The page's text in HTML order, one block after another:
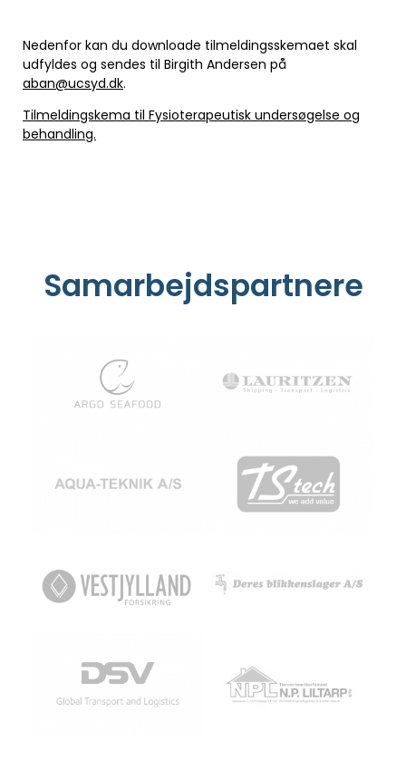
Nedenfor kan du downloade tilmeldingsskemaet skal
udfyldes og sendes til Birgith Andersen på
aban@ucsyd.dk.
Tilmeldingskema til Fysioterapeutisk undersøgelse og
behandling.
Samarbejdspartnere